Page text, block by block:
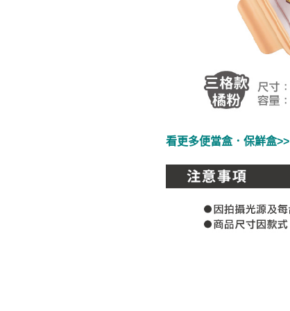
看更多便當盒．保鮮盒>>